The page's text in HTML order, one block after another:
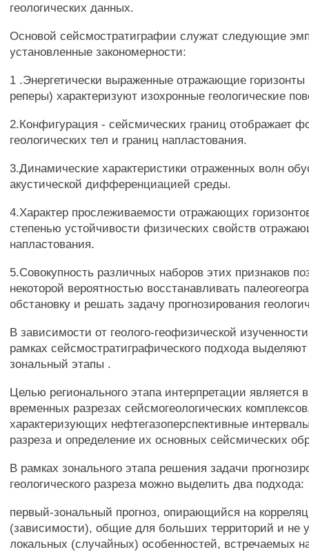
геологических данных.
Основой сейсмостратиграфии служат следующие
установленные закономерности:
1 .Энергетически выраженные отражающие
реперы) характеризуют изохронные геологические
2.Конфигурация - сейсмических границ отображает
геологических тел и границ напластования.
3.Динамические характеристики отраженных волн
акустической дифференциацией среды.
4.Характер прослеживаемости отражающих
степенью устойчивости физических свойств
напластования.
5.Совокупность различных наборов этих признаков
некоторой вероятностью восстанавливать
обстановку и решать задачу прогнозирования
В зависимости от геолого-геофизической
рамках сейсмостратиграфического подхода
зональный этапы .
Целью регионального этапа интерпретации является
временных разрезах сейсмогеологических
характеризующих нефтегазоперспективные интервалы
разреза и определение их основных сейсмических
В рамках зонального этапа решения задачи
геологического разреза можно выделить два подхода:
первый-зональный прогноз, опирающийся на
(зависимости), общие для больших территорий и не
локальных (случайных) особенностей, встречаемых